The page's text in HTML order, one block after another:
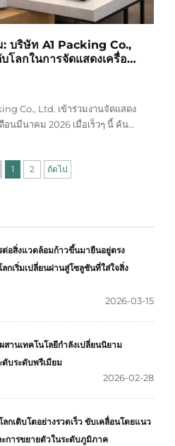
บริษัท A1 Packing Co.,
ลกในการจัดแสดงเครื่อง
Co., Ltd. เข้าร่วมงานจัดแสดง
อนมีนาคม 2026 เมื่อเร็วๆ นี้ ค้น
1 2 ถัดไป
อสิ่งแวดล้อมก้าวขึ้นมายืนอยู่ตรง
กเริ่มเปลี่ยนผ่านสู่โซลูชันที่ใส่ใจสิ่ง
2026-03-15
านเทคโนโลยีกำลังเปลี่ยนนิยาม
บระดับพรีเมียม
2026-02-28
เติบโตอย่างรวดเร็ว ขับเคลื่อนโดยแนว
การขยายตัวในระดับภูมิภาค